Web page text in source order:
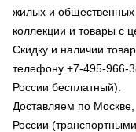
жилых и
коллекции и товары с
Скидку и наличии
телефону +7-495-966-
России бесплатный).
Доставляем по
России